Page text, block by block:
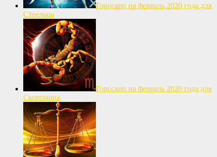
Гороскоп на февраль 2020 года для
Стрельца
Гороскоп на февраль 2020 года для
Скорпиона